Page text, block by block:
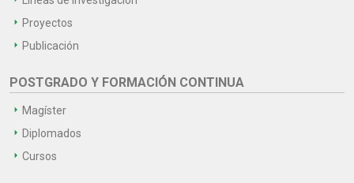
Proyectos
Publicación
POSTGRADO Y FORMACIÓN CONTINUA
Magíster
Diplomados
Cursos